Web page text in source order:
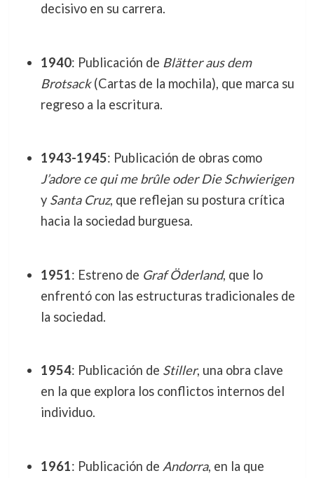
decisivo en su carrera.
1940: Publicación de Blätter aus dem
Brotsack(Cartas de la mochila), que marca su
regreso a la escritura.
1943-1945: Publicación de obras como
J’adore ce qui me brûle oder Die Schwierigen
y Santa Cruz, que reflejan su postura crítica
hacia la sociedad burguesa.
1951: Estreno de Graf Öderland, que lo
enfrentó con las estructuras tradicionales de
la sociedad.
1954: Publicación de Stiller, una obra clave
en la que explora los conflictos internos del
individuo.
1961: Publicación de Andorra, en la que